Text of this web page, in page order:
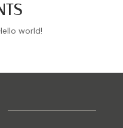
world!